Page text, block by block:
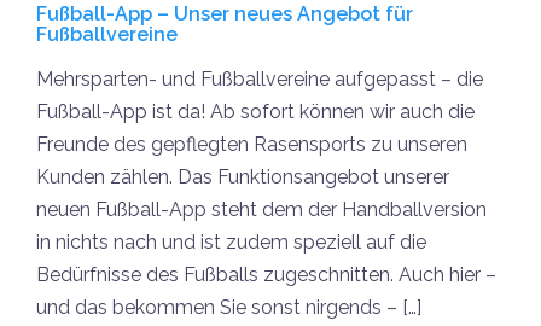
Fußball-App – Unser neues Angebot für
Fußballvereine
Mehrsparten- und Fußballvereine aufgepasst – die
Fußball-App ist da! Ab sofort können wir auch die
Freunde des gepflegten Rasensports zu unseren
Kunden zählen. Das Funktionsangebot unserer
neuen Fußball-App steht dem der Handballversion
in nichts nach und ist zudem speziell auf die
Bedürfnisse des Fußballs zugeschnitten. Auch hier –
und das bekommen Sie sonst nirgends – […]